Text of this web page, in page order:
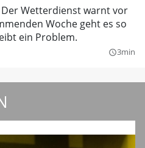
Wetterdienst warnt vor
Woche geht es so
ein Problem.
query_builder3min